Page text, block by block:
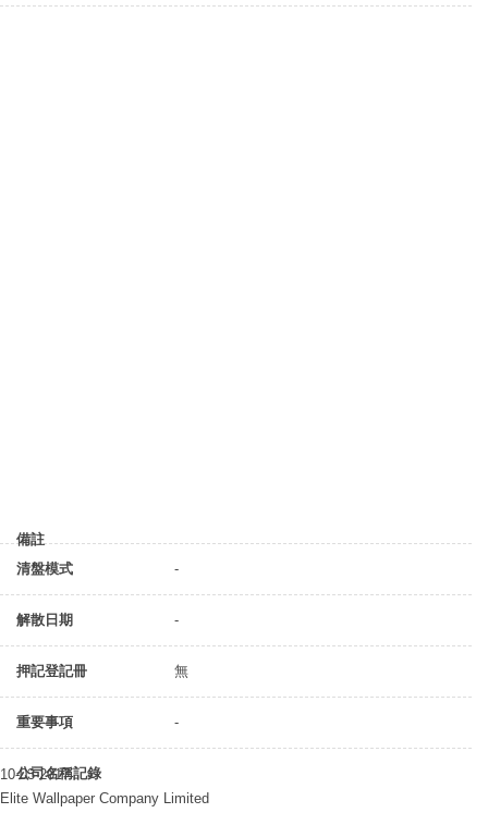
備註
清盤模式
-
解散日期 -
押記登記冊 無
重要事項 -
公司名稱記錄
10-03-2017
Elite Wallpaper Company Limited